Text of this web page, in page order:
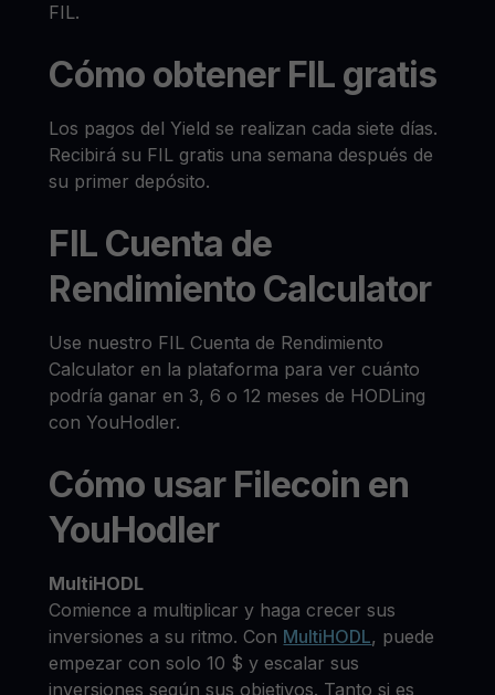
FIL.
Cómo obtener FIL gratis
Los pagos del Yield se realizan cada siete días.
Recibirá su FIL gratis una semana después de
su primer depósito.
FIL Cuenta de
Rendimiento Calculator
Use nuestro FIL Cuenta de Rendimiento
Calculator en la plataforma para ver cuánto
podría ganar en 3, 6 o 12 meses de HODLing
con YouHodler.
Cómo usar Filecoin en
YouHodler
MultiHODL
Comience a multiplicar y haga crecer sus
inversiones a su ritmo. Con MultiHODL, puede
empezar con solo 10 $ y escalar sus
inversiones según sus objetivos. Tanto si es